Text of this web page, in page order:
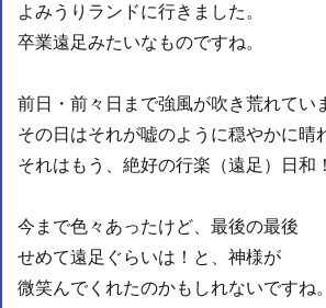
よみうりランドに行きました。
卒業遠足みたいなものですね。
前日・前々日まで強風が吹き荒れてい
その日はそれが嘘のように穏やかに晴
それはもう、絶好の行楽（遠足）日和！
今まで色々あったけど、最後の最後
せめて遠足ぐらいは！と、神様が
微笑んでくれたのかもしれないですね。